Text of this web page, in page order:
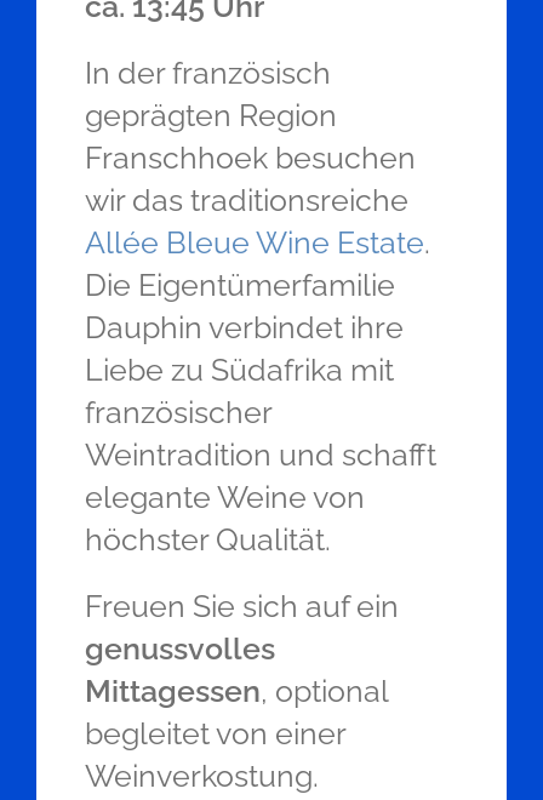
In der französisch
geprägten Region
Franschhoek besuchen
wir das traditionsreiche
Allée Bleue Wine Estate.
Die Eigentümerfamilie
Dauphin verbindet ihre
Liebe zu Südafrika mit
französischer
Weintradition und schafft
elegante Weine von
höchster Qualität.
Freuen Sie sich auf ein
genussvolles
Mittagessen, optional
begleitet von einer
Weinverkostung.